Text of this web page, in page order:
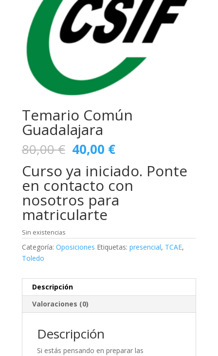
Temario Común
Guadalajara
80,00€ El
precio
original
era:
80,00 €.
40,00 €El
precio
actual
es:
40,00 €.
Curso ya iniciado. Ponte
en contacto con
nosotros para
matricularte
Sin existencias
Categoría: Oposiciones Etiquetas: presencial, TCAE,
Toledo
Descripción
Valoraciones (0)
Descripción
Si estás pensando en preparar las